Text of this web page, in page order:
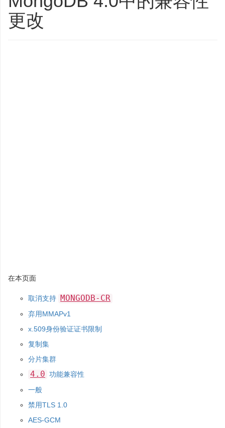
更改
在本页面
取消支持 MONGODB-CR
弃用MMAPv1
x.509身份验证证书限制
复制集
分片集群
4.0 功能兼容性
一般
禁用TLS 1.0
AES-GCM